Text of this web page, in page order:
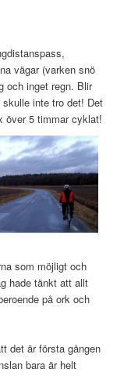
vägar (varken snö
och inget regn. Blir
inte tro det! Det
över 5 timmar cyklat!
som möjligt och
hade tänkt att allt
på ork och
det är första gången
bara är helt